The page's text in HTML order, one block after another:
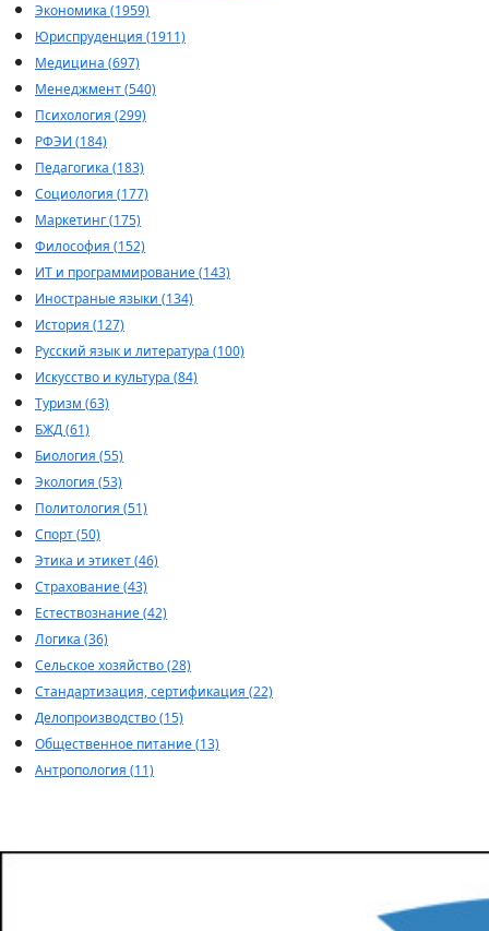
Экономика (1959)
Юриспруденция (1911)
Медицина (697)
Менеджмент (540)
Психология (299)
РФЭИ (184)
Педагогика (183)
Социология (177)
Маркетинг (175)
Философия (152)
ИТ и программирование (143)
Иностраные языки (134)
История (127)
Русский язык и литература (100)
Искусство и культура (84)
Туризм (63)
БЖД (61)
Биология (55)
Экология (53)
Политология (51)
Спорт (50)
Этика и этикет (46)
Страхование (43)
Естествознание (42)
Логика (36)
Сельское хозяйство (28)
Стандартизация, сертификация (22)
Делопроизводство (15)
Общественное питание (13)
Антропология (11)